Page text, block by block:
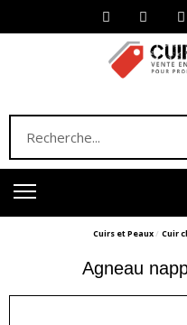
Cuirs et Peaux Cuir
Agneau